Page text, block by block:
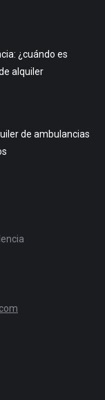
¿cuándo es
alquiler
de ambulancias